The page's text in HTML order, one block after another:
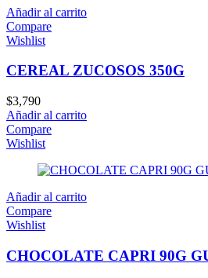
Añadir al carrito
Compare
Wishlist
CEREAL ZUCOSOS 350G
$3,790
Añadir al carrito
Compare
Wishlist
Añadir al carrito
Compare
Wishlist
CHOCOLATE CAPRI 90G